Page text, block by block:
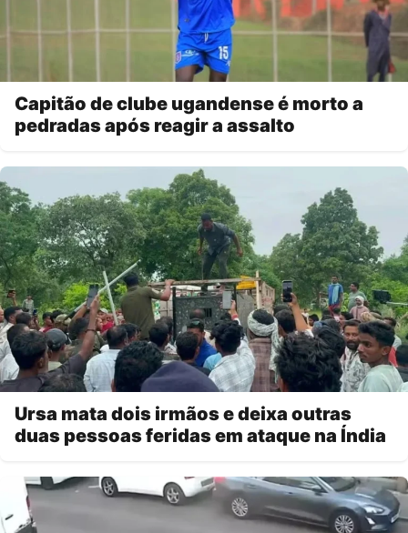
Capitão de clube ugandense é morto a
pedradas após reagir a assalto
Ursa mata dois irmãos e deixa outras
duas pessoas feridas em ataque na Índia